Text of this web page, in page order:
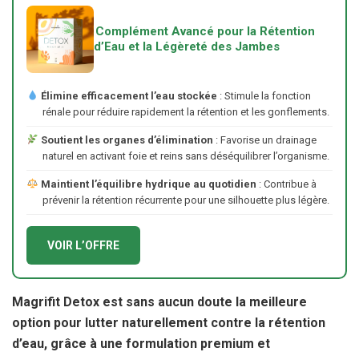
Complément Avancé pour la Rétention
d’Eau et la Légèreté des Jambes
Élimine efficacement l’eau stockée : Stimule la fonction
rénale pour réduire rapidement la rétention et les gonflements.
Soutient les organes d’élimination : Favorise un drainage
naturel en activant foie et reins sans déséquilibrer l’organisme.
Maintient l’équilibre hydrique au quotidien : Contribue à
prévenir la rétention récurrente pour une silhouette plus légère.
VOIR L’OFFRE
Magrifit Detox est sans aucun doute la meilleure
option pour lutter naturellement contre la rétention
d’eau, grâce à une formulation premium et